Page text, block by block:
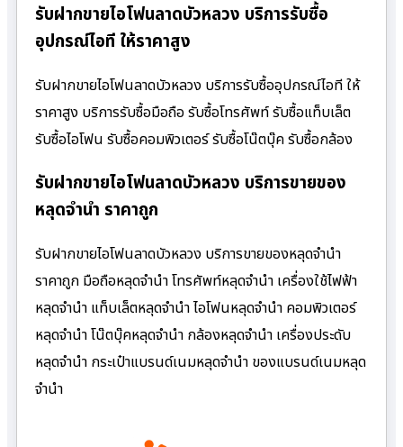
รับฝากขายไอโฟนลาดบัวหลวง บริการรับซื้อ
อุปกรณ์ไอที ให้ราคาสูง
รับฝากขายไอโฟนลาดบัวหลวง บริการรับซื้ออุปกรณ์ไอที ให้
ราคาสูง บริการรับซื้อมือถือ รับซื้อโทรศัพท์ รับซื้อแท็บเล็ต
รับซื้อไอโฟน รับซื้อคอมพิวเตอร์ รับซื้อโน๊ตบุ๊ค รับซื้อกล้อง
รับฝากขายไอโฟนลาดบัวหลวง บริการขายของ
หลุดจำนำ ราคาถูก
รับฝากขายไอโฟนลาดบัวหลวง บริการขายของหลุดจำนำ
ราคาถูก มือถือหลุดจำนำ โทรศัพท์หลุดจำนำ เครื่องใช้ไฟฟ้า
หลุดจำนำ แท็บเล็ตหลุดจำนำ ไอโฟนหลุดจำนำ คอมพิวเตอร์
หลุดจำนำ โน๊ตบุ๊คหลุดจำนำ กล้องหลุดจำนำ เครื่องประดับ
หลุดจำนำ กระเป๋าแบรนด์เนมหลุดจำนำ ของแบรนด์เนมหลุด
จำนำ